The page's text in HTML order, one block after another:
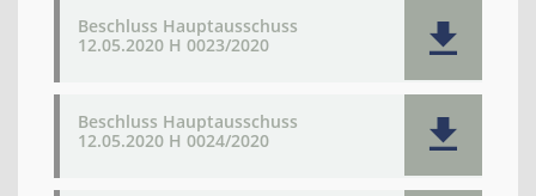
Beschluss Hauptausschuss
12.05.2020 H 0023/2020
Beschluss Hauptausschuss
12.05.2020 H 0024/2020